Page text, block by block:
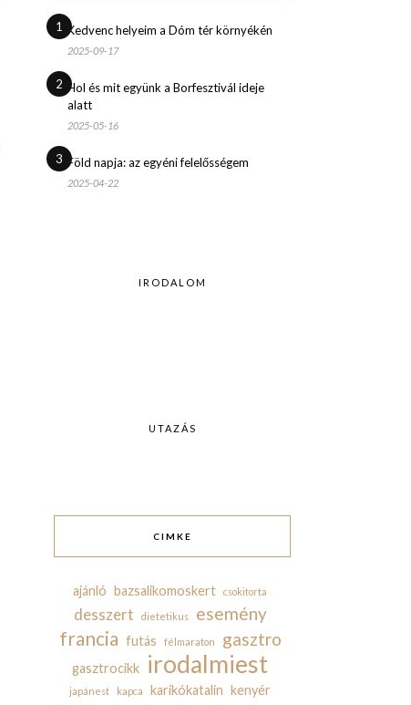
1 Kedvenc helyeim a Dóm tér környékén
2025-09-17
2 Hol és mit együnk a Borfesztivál ideje
alatt
2025-05-16
3 Föld napja: az egyéni felelősségem
2025-04-22
IRODALOM
UTAZÁS
CIMKE
ajánló bazsalikomoskert csokitorta
desszert dietetikus esemény
francia futás félmaraton gasztro
gasztrocikk irodalmiest
japánest kapca karikókatalin kenyér